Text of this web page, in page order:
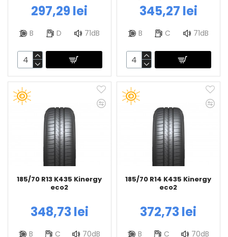
297,29 lei
B D 71dB
345,27 lei
B C 71dB
185/70 R13 K435 Kinergy
eco2
348,73 lei
B C 70dB
185/70 R14 K435 Kinergy
eco2
372,73 lei
B C 70dB